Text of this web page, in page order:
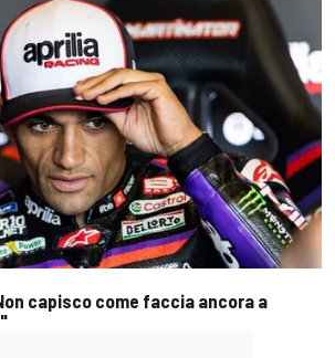
capisco come faccia ancora a